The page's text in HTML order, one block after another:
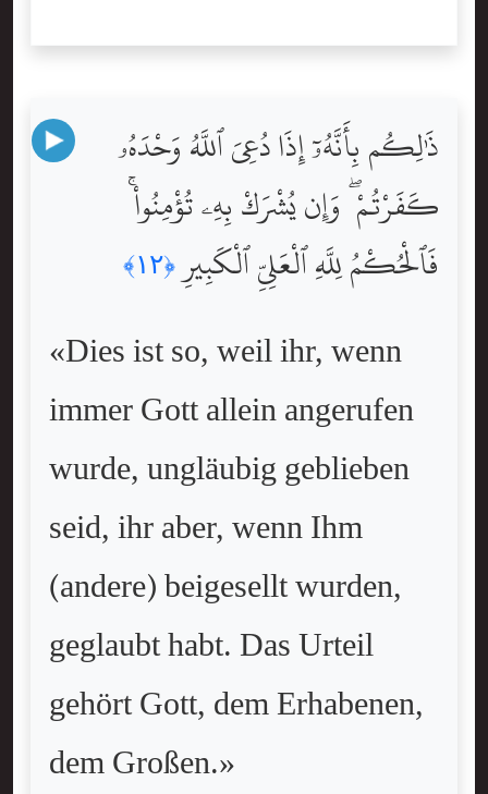
ذَٰلِكُم بِأَنَّهُۥٓ إِذَا دُعِىَ ٱللَّهُ وَحْدَهُۥ
كَفَرْتُمْ ۖ وَإِن يُشْرَكْ بِهِۦ تُؤْمِنُواْ ۚ
فَٱلْحُكْمُ لِلَّهِ ٱلْعَلِىِّ ٱلْكَبِيرِ﴿١٢﴾
«Dies ist so, weil ihr, wenn
immer Gott allein angerufen
wurde, ungläubig geblieben
seid, ihr aber, wenn Ihm
(andere) beigesellt wurden,
geglaubt habt. Das Urteil
gehört Gott, dem Erhabenen,
dem Großen.»